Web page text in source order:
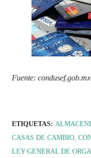
Fuente: condusef.gob.mx
ETIQUETAS:
CASAS DE CAMBIO
LEY GENERAL DE